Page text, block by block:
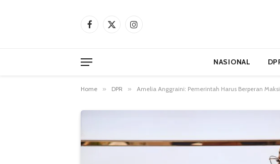
Facebook
X
Instagram
NASIONAL
Home » DPR » Amelia Anggraini: Pemerintah Harus Berperan